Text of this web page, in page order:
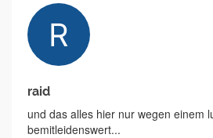
raid
und das alles hier nur wegen einem
bemitleidenswert...